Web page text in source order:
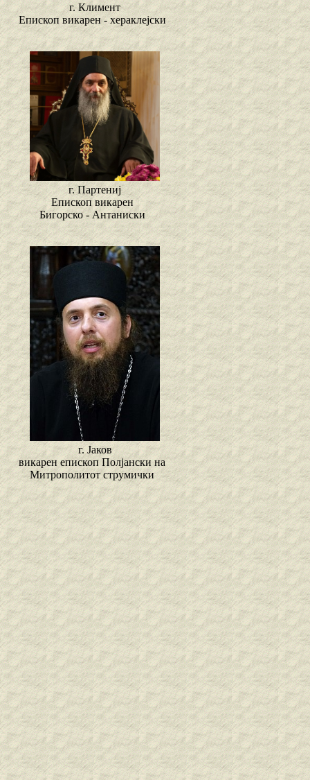
г. Климент
Епископ викарен - хераклејски
г. Партениј
Епископ викарен
Бигорско - Антаниски
г. Јаков
викарен епископ Полјански на
Митрополитот струмички